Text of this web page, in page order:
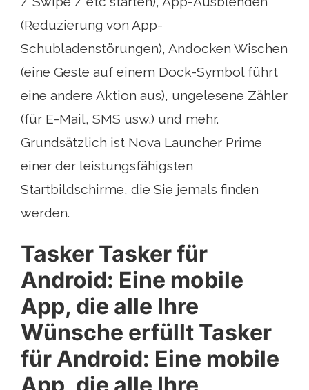
(Reduzierung von App-
Schubladenstörungen), Andocken Wischen
(eine Geste auf einem Dock-Symbol führt
eine andere Aktion aus), ungelesene Zähler
(für E-Mail, SMS usw.) und mehr.
Grundsätzlich ist Nova Launcher Prime
einer der leistungsfähigsten
Startbildschirme, die Sie jemals finden
werden.
Tasker Tasker für
Android: Eine mobile
App, die alle Ihre
Wünsche erfüllt Tasker
für Android: Eine mobile